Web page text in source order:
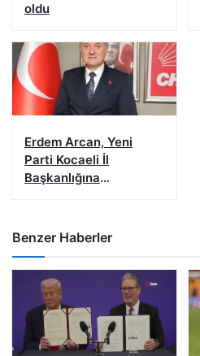
oldu
Erdem Arcan, Yeni
Parti Kocaeli İl
Başkanlığına
Benzer Haberler